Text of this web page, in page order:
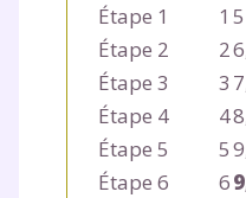
Étape 1
1 5
Étape 2
2
Étape 3
3
Étape 4
4
Étape 5
5
Étape 6
6